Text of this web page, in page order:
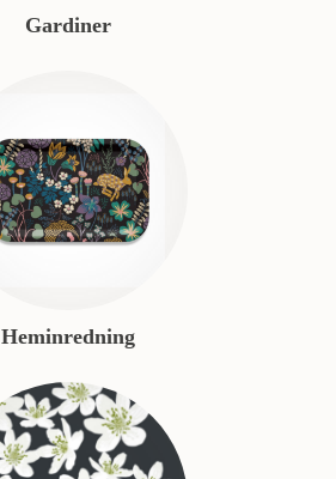
Gardiner
Heminredning